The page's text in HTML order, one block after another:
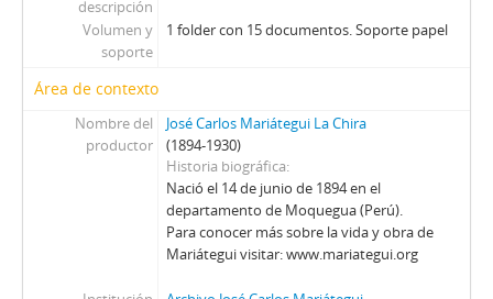
descripción
Volumen y
soporte
1 folder con 15 documentos. Soporte papel
Área de contexto
Nombre del
productor
José Carlos Mariátegui La Chira
(1894-1930)
Historia biográfica
Nació el 14 de junio de 1894 en el
departamento de Moquegua (Perú).
Para conocer más sobre la vida y obra de
Mariátegui visitar: www.mariategui.org